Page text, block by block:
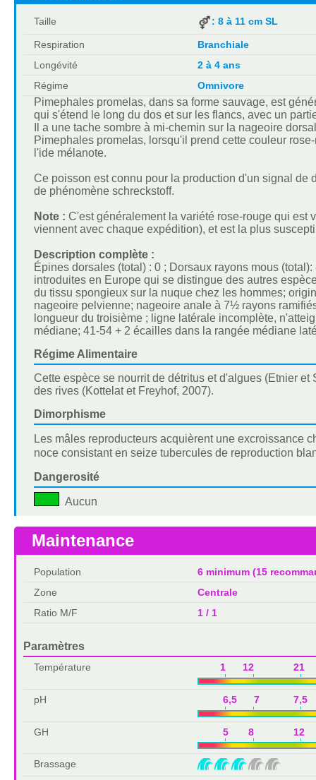
Taille : 8 à 11 cm SL
Respiration
Branchiale
Longévité
2 à 4 ans
Régime
Omnivore
Pimephales promelas, dans sa forme sauvage, est
qui s'étend le long du dos et sur les flancs, avec un
Il a une tache sombre à mi-chemin sur la nageoire
Pimephales promelas, lorsqu'il prend cette couleur
l'ide mélanote.
Ce poisson est connu pour la production d'un signal
de phénomène schreckstoff.
Note : C'est généralement la variété rose-rouge qui
viennent avec chaque expédition), et est la plus
Description complète :
Épines dorsales (total) : 0 ; Dorsaux rayons mous
introduites en Europe qui se distingue des autres
du tissu spongieux sur la nuque chez les hommes;
nageoire pelvienne; nageoire anale à 7½ rayons
longueur du troisième ; ligne latérale incomplète,
médiane; 41-54 + 2 écailles dans la rangée médiane
Régime Alimentaire
Cette espèce se nourrit de détritus et d'algues (Etnier
des rives (Kottelat et Freyhof, 2007).
Dimorphisme
Les mâles reproducteurs acquièrent une excroissance
noce consistant en seize tubercules de reproduction
Dangerosité
Aucun
Maintenance
Population
6 minimum (15
Zone
Centrale
Ratio M/F
1 / 1
Paramètres
Température 1 12 21
pH 6,5 7 7,5
GH 5 8 12
Brassage